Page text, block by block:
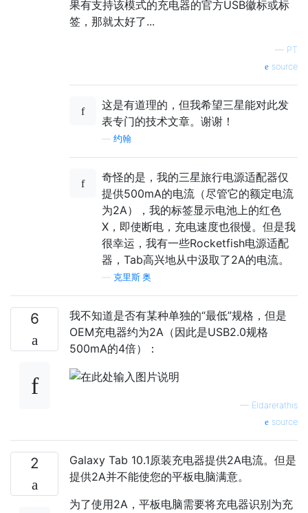
果有支持该模式的充电器的官方USB徽标或标
签，那就太好了...
— PT
source
这是有道理的，但我希望三星能对此发
表专门的技术文章。谢谢！
约翰
奇怪的是，我的三星旅行电源适配器仅
提供500mA的电流（尽管它的额定电流
为2A），我的标签显示电池上的红色
X，即使断电，充电速度也很慢。但是我
很幸运，我有一些Rocketfish电源适配
器，Tab高兴地从中汲取了2A的电流。
克里斯·奥
6
我不知道是否有某种单独的“最低”规格，但是
OEM充电器约为2A（因此是USB2.0规格
500mA的4倍）：
— Eldarerathis
source
2
Galaxy Tab 10.1原装充电器提供2A电流。但是
提供2A并不能使您的平板电脑满意。
为了使用2A，平板电脑需要将充电器识别为充